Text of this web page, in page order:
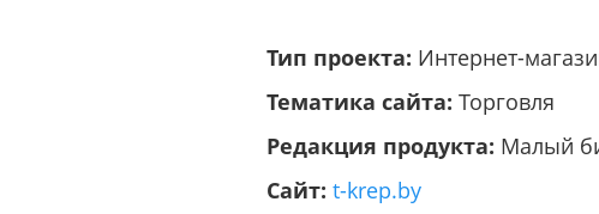
Тип проекта: Интернет-
Тематика сайта: Торговля
Редакция продукта: Малый
Сайт: t-krep.by